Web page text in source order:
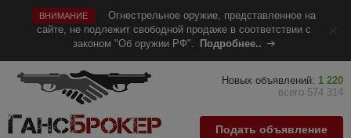
ВНИМАНИЕ
Огнестрельное оружие, представленное на
сайте, не подлежит свободной продаже в соответствии с
законом "Об оружии РФ".
Подробнее..
Новых объявлений: 1 220
всего 574 314
Подать объявление